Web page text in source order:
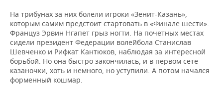
На трибунах за них болели игроки «Зенит-Казань»,
которым самим предстоит стартовать в «Финале шести».
Француз Эрвин Нгапет грыз ногти. На почетных местах
сидели президент Федерации волейбола Станислав
Шевченко и Рифкат Кантюков, наблюдая за интересной
борьбой. Но она быстро закончилась, и в первом сете
казаночки, хоть и немного, но уступили. А потом начался
форменный кошмар.